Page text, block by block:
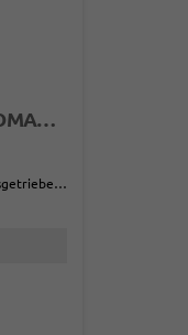
FR 5J GARANTIE+3-Z-KLIMA+TEMPOMAT+LED+17" ALU+PDC
Doppelkupplungsgetriebe (DSG)